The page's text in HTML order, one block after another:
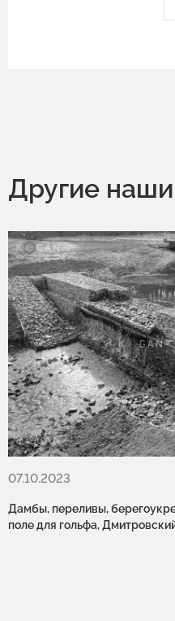
Другие
07.10.2023
Дамбы, переливы,
поле для гольфа,